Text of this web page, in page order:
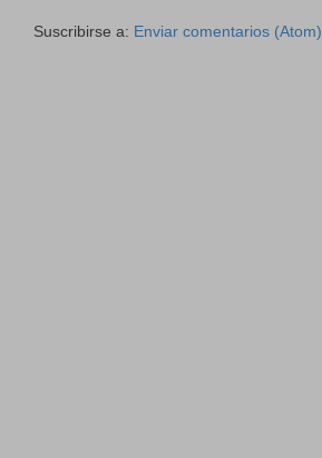
Suscribirse a: Enviar comentarios (Atom)